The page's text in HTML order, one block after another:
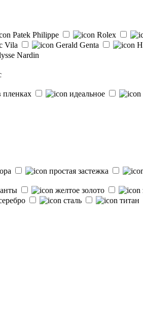
Patek Philippe Rolex
Vila Gerald Genta
Nardin
пленках идеальное
простая застежка
желтое золото
сталь титан